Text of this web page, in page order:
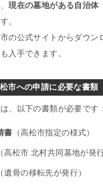
現在の墓地がある自治体
。
の公式サイトからダウン
入手できます。
市への申請に必要な書類
、以下の書類が必要です：
書 （高松市指定の様式）
（高松市 北村共同墓地が発行
（遺骨の移転先が発行）